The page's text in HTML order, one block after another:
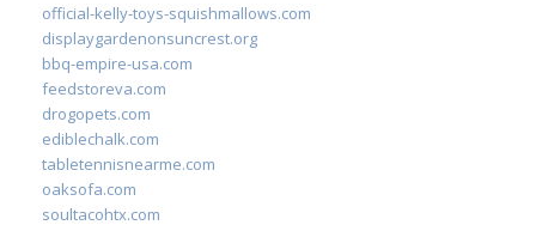
official-kelly-toys-squishmallows.com
displaygardenonsuncrest.org
bbq-empire-usa.com
feedstoreva.com
drogopets.com
ediblechalk.com
tabletennisnearme.com
oaksofa.com
soultacohtx.com